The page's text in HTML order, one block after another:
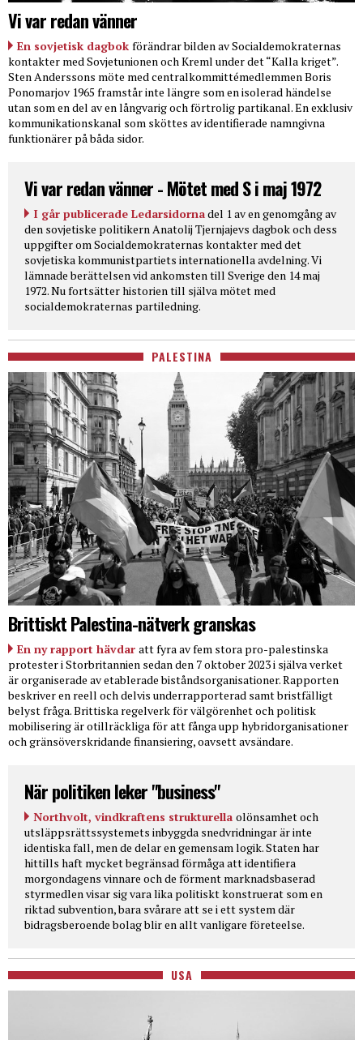
Vi var redan vänner
En sovjetisk dagbok förändrar bilden av Socialdemokraternas
kontakter med Sovjetunionen och Kreml under det “Kalla kriget”.
Sten Anderssons möte med centralkommittémedlemmen Boris
Ponomarjov 1965 framstår inte längre som en isolerad händelse
utan som en del av en långvarig och förtrolig partikanal. En exklusiv
kommunikationskanal som sköttes av identifierade namngivna
funktionärer på båda sidor.
Vi var redan vänner - Mötet med S i maj 1972
I går publicerade Ledarsidornadel 1 av en genomgång av
den sovjetiske politikern Anatolij Tjernjajevs dagbok och dess
uppgifter om Socialdemokraternas kontakter med det
sovjetiska kommunistpartiets internationella avdelning. Vi
lämnade berättelsen vid ankomsten till Sverige den 14 maj
1972. Nu fortsätter historien till själva mötet med
socialdemokraternas partiledning.
PALESTINA
Brittiskt Palestina-nätverk granskas
En ny rapport hävdar att fyra av fem stora pro-palestinska
protester i Storbritannien sedan den 7 oktober 2023 i själva verket
är organiserade av etablerade biståndsorganisationer. Rapporten
beskriver en reell och delvis underrapporterad samt bristfälligt
belyst fråga. Brittiska regelverk för välgörenhet och politisk
mobilisering är otillräckliga för att fånga upp hybridorganisationer
och gränsöverskridande finansiering, oavsett avsändare.
När politiken leker "business"
Northvolt, vindkraftens strukturella olönsamhet och
utsläppsrättssystemets inbyggda snedvridningar är inte
identiska fall, men de delar en gemensam logik. Staten har
hittills haft mycket begränsad förmåga att identifiera
morgondagens vinnare och de förment marknadsbaserad
styrmedlen visar sig vara lika politiskt konstruerat som en
riktad subvention, bara svårare att se i ett system där
bidragsberoende bolag blir en allt vanligare företeelse.
USA